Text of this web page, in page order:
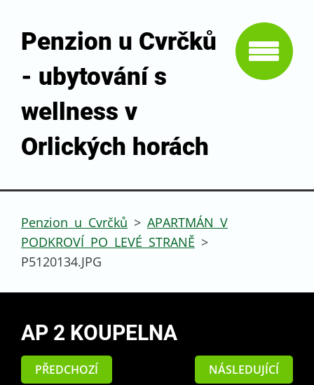
Penzion u Cvrčků
- ubytování s
wellness v
Orlických horách
Penzion u Cvrčků > APARTMÁN V
PODKROVÍ PO LEVÉ STRANĚ >
P5120134.JPG
AP 2 KOUPELNA
PŘEDCHOZÍ NÁSLEDUJÍCÍ